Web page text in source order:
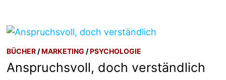
BÜCHER /MARKETING /PSYCHOLOGIE
Anspruchsvoll, doch verständlich